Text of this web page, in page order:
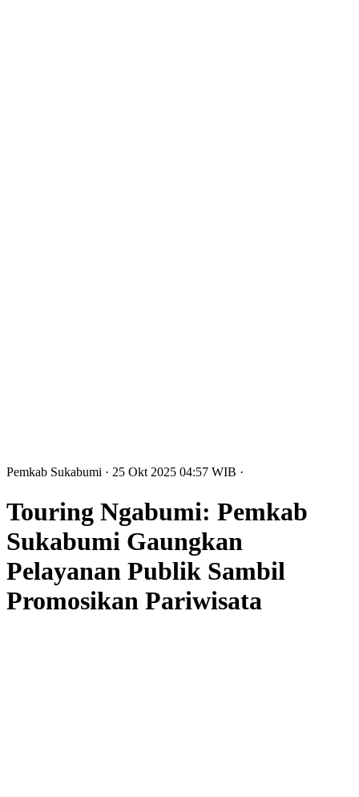
Pemkab Sukabumi · 25 Okt 2025 04:57 WIB ·
Touring Ngabumi: Pemkab
Sukabumi Gaungkan
Pelayanan Publik Sambil
Promosikan Pariwisata